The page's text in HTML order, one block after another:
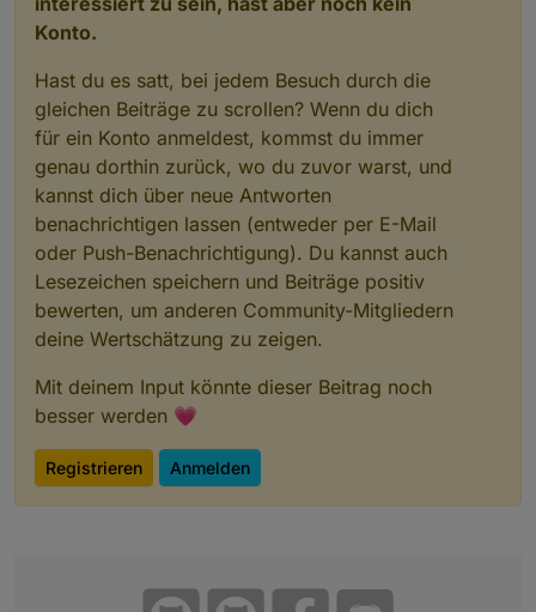
Konto.
Hast du es satt, bei jedem Besuch durch die
gleichen Beiträge zu scrollen? Wenn du dich
für ein Konto anmeldest, kommst du immer
genau dorthin zurück, wo du zuvor warst, und
kannst dich über neue Antworten
benachrichtigen lassen (entweder per E-Mail
oder Push-Benachrichtigung). Du kannst auch
Lesezeichen speichern und Beiträge positiv
bewerten, um anderen Community-Mitgliedern
deine Wertschätzung zu zeigen.
Mit deinem Input könnte dieser Beitrag noch
besser werden 💗
Registrieren Anmelden